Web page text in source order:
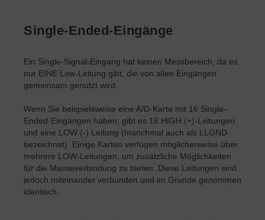
Single-Ended-Eingänge
Ein Single-Signal-Eingang hat keinen Messbereich, da es
nur EINE Low-Leitung gibt, die von allen Eingängen
gemeinsam genutzt wird.
Wenn Sie beispielsweise eine A/D-Karte mit 16 Single-
Ended-Eingängen haben, gibt es 16 HIGH (+)-Leitungen
und eine LOW (-) Leitung (manchmal auch als LLGND
bezeichnet). Einige Karten verfügen möglicherweise über
mehrere LOW-Leitungen, um zusätzliche Möglichkeiten
für die Masseverbindung zu bieten. Diese Leitungen sind
jedoch miteinander verbunden und im Grunde genommen
identisch.